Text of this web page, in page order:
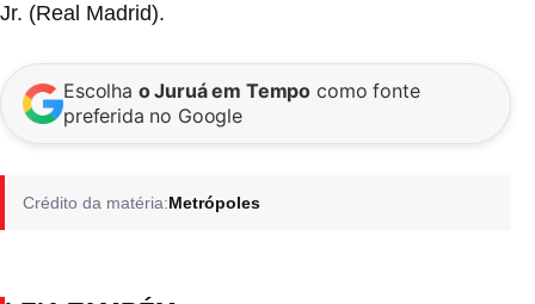
Jr. (Real Madrid).
Escolha o Juruá em Tempo como fonte
preferida no Google
Crédito da matéria:Metrópoles